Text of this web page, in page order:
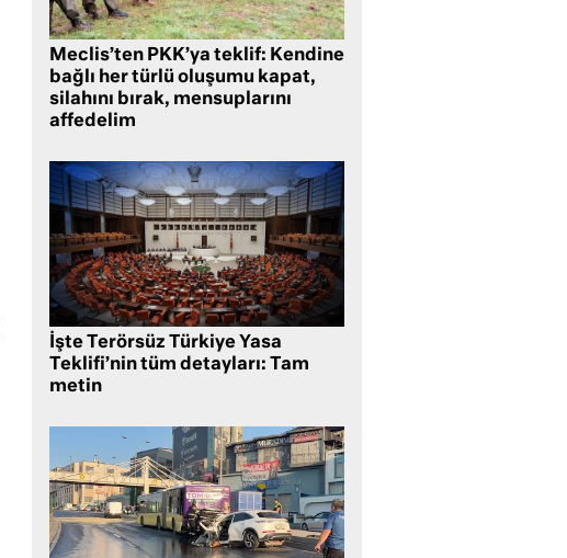
Meclis’ten PKK’ya teklif: Kendine
bağlı her türlü oluşumu kapat,
silahını bırak, mensuplarını
affedelim
İşte Terörsüz Türkiye Yasa
Teklifi’nin tüm detayları: Tam
metin